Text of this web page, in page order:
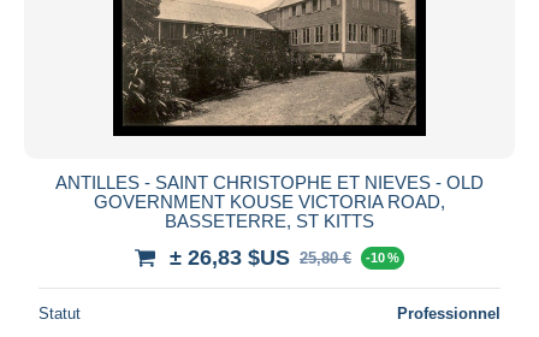
ANTILLES - SAINT CHRISTOPHE ET NIEVES - OLD
GOVERNMENT KOUSE VICTORIA ROAD,
BASSETERRE, ST KITTS
± 26,83 $US 25,80 € -10 %
Statut Professionnel